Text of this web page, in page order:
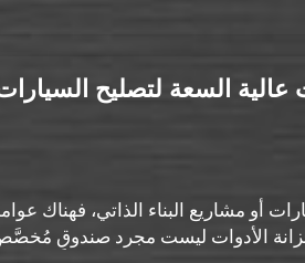
السعة لتصليح
أو مشاريع البناء الذاتي، فهناك
الأدوات ليست مجرد صندوقٍ